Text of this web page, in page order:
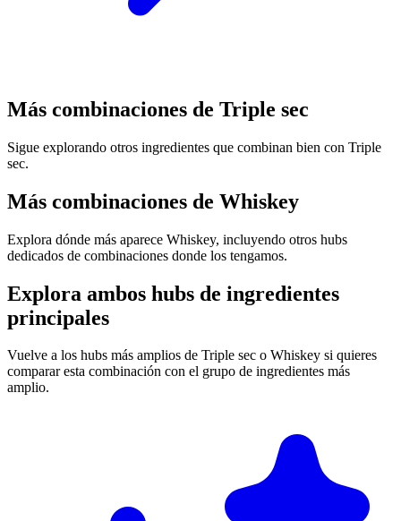
Más combinaciones de Triple sec
Sigue explorando otros ingredientes que combinan bien con Triple
sec.
Más combinaciones de Whiskey
Explora dónde más aparece Whiskey, incluyendo otros hubs
dedicados de combinaciones donde los tengamos.
Explora ambos hubs de ingredientes
principales
Vuelve a los hubs más amplios de Triple sec o Whiskey si quieres
comparar esta combinación con el grupo de ingredientes más
amplio.